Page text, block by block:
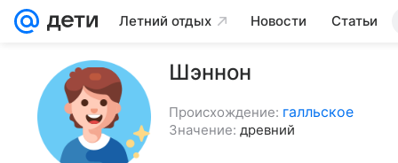
Летний отдых Новости Статьи
Шэннон
Происхождение: галльское
Значение: древний